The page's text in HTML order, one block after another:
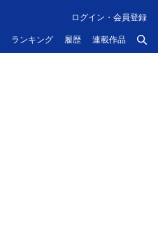
ランキング 履歴 連載作品
ログイン・会員登録